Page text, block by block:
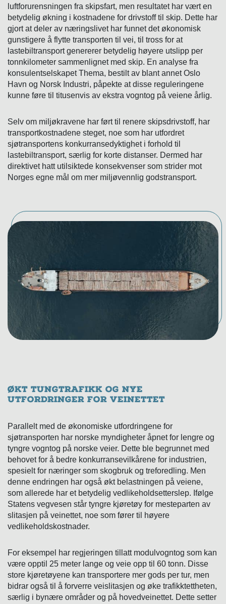
luftforurensningen fra skipsfart, men resultatet har vært en
betydelig økning i kostnadene for drivstoff til skip. Dette har
gjort at deler av næringslivet har funnet det økonomisk
gunstigere å flytte transporten til vei, til tross for at
lastebiltransport genererer betydelig høyere utslipp per
tonnkilometer sammenlignet med skip. En analyse fra
konsulentselskapet Thema, bestilt av blant annet Oslo
Havn og Norsk Industri, påpekte at disse reguleringene
kunne føre til titusenvis av ekstra vogntog på veiene årlig.
Selv om miljøkravene har ført til renere skipsdrivstoff, har
transportkostnadene steget, noe som har utfordret
sjøtransportens konkurransedyktighet i forhold til
lastebiltransport, særlig for korte distanser. Dermed har
direktivet hatt utilsiktede konsekvenser som strider mot
Norges egne mål om mer miljøvennlig godstransport.
Økt tungtrafikk og nye
utfordringer for veinettet
Parallelt med de økonomiske utfordringene for
sjøtransporten har norske myndigheter åpnet for lengre og
tyngre vogntog på norske veier. Dette ble begrunnet med
behovet for å bedre konkurransevilkårene for industrien,
spesielt for næringer som skogbruk og treforedling. Men
denne endringen har også økt belastningen på veiene,
som allerede har et betydelig vedlikeholdsetterslep. Ifølge
Statens vegvesen står tyngre kjøretøy for mesteparten av
slitasjen på veinettet, noe som fører til høyere
vedlikeholdskostnader.
For eksempel har regjeringen tillatt modulvogntog som kan
være opptil 25 meter lange og veie opp til 60 tonn. Disse
store kjøretøyene kan transportere mer gods per tur, men
bidrar også til å forverre veislitasjen og øke trafikktettheten,
særlig i bynære områder og på hovedveinettet. Dette setter